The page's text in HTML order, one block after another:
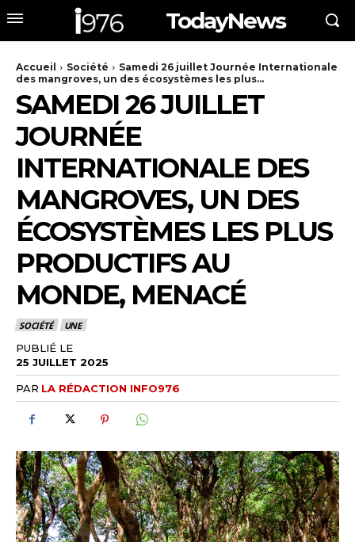
TodayNews
Accueil Société
Samedi 26 juillet Journée Internationale
des mangroves, un des écosystèmes les plus...
SAMEDI 26 JUILLET
JOURNÉE
INTERNATIONALE DES
MANGROVES, UN DES
ÉCOSYSTÈMES LES PLUS
PRODUCTIFS AU
MONDE, MENACÉ
SOCIÉTÉ UNE
PUBLIÉ LE
25 JUILLET 2025
PAR LA RÉDACTION INFO976